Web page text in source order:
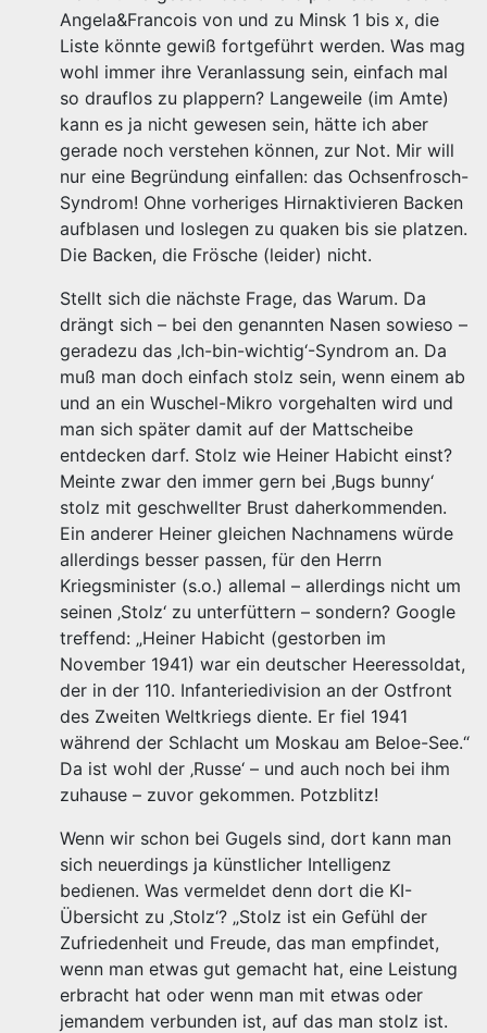
Angela&Francois von und zu Minsk 1 bis x, die
Liste könnte gewiß fortgeführt werden. Was mag
wohl immer ihre Veranlassung sein, einfach mal
so drauflos zu plappern? Langeweile (im Amte)
kann es ja nicht gewesen sein, hätte ich aber
gerade noch verstehen können, zur Not. Mir will
nur eine Begründung einfallen: das Ochsenfrosch-
Syndrom! Ohne vorheriges Hirnaktivieren Backen
aufblasen und loslegen zu quaken bis sie platzen.
Die Backen, die Frösche (leider) nicht.
Stellt sich die nächste Frage, das Warum. Da
drängt sich – bei den genannten Nasen sowieso –
geradezu das ‚Ich-bin-wichtig‘-Syndrom an. Da
muß man doch einfach stolz sein, wenn einem ab
und an ein Wuschel-Mikro vorgehalten wird und
man sich später damit auf der Mattscheibe
entdecken darf. Stolz wie Heiner Habicht einst?
Meinte zwar den immer gern bei ‚Bugs bunny‘
stolz mit geschwellter Brust daherkommenden.
Ein anderer Heiner gleichen Nachnamens würde
allerdings besser passen, für den Herrn
Kriegsminister (s.o.) allemal – allerdings nicht um
seinen ‚Stolz‘ zu unterfüttern – sondern? Google
treffend: „Heiner Habicht (gestorben im
November 1941) war ein deutscher Heeressoldat,
der in der 110. Infanteriedivision an der Ostfront
des Zweiten Weltkriegs diente. Er fiel 1941
während der Schlacht um Moskau am Beloe-See.“
Da ist wohl der ‚Russe‘ – und auch noch bei ihm
zuhause – zuvor gekommen. Potzblitz!
Wenn wir schon bei Gugels sind, dort kann man
sich neuerdings ja künstlicher Intelligenz
bedienen. Was vermeldet denn dort die KI-
Übersicht zu ‚Stolz‘? „Stolz ist ein Gefühl der
Zufriedenheit und Freude, das man empfindet,
wenn man etwas gut gemacht hat, eine Leistung
erbracht hat oder wenn man mit etwas oder
jemandem verbunden ist, auf das man stolz ist.